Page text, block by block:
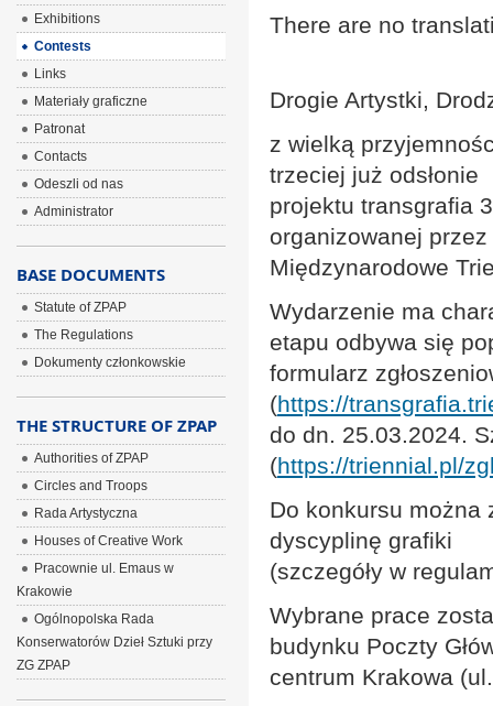
There are no
Drogie Artystki,
z wielką
trzeciej już odsłonie
projektu transgrafia
organizowanej przez
Międzynarodowe
Wydarzenie ma
etapu odbywa się
formularz
(https://
do dn. 25.03.2024.
(https://triennial.pl/
Do konkursu można
dyscyplinę grafiki
(szczegóły w
Wybrane prace
budynku Poczty
centrum Krakowa
Exhibitions
Contests
Links
Materiały graficzne
Patronat
Contacts
Odeszli od nas
Administrator
BASE DOCUMENTS
Statute of ZPAP
The Regulations
Dokumenty członkowskie
THE STRUCTURE OF ZPAP
Authorities of ZPAP
Circles and Troops
Rada Artystyczna
Houses of Creative Work
Pracownie ul. Emaus w
Krakowie
Ogólnopolska Rada
Konserwatorów Dzieł Sztuki przy
ZG ZPAP